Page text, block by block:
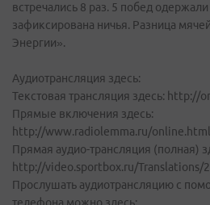
встречались 8 раз. 5 побед
зафиксирована ничья. Разница
Энергии».
Аудиотрансляция здесь:
Текстовая трансляция здесь:
Прямые включения здесь:
http://www.radiolemma.ru/online.html
Прямая аудио-трансляция (полная)
http://video.sportbox.ru/Translations/
Прослушать аудиотрансляцию с